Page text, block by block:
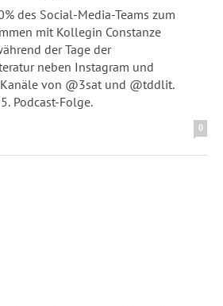
des Social-Media-Teams zum
mit Kollegin Constanze
der Tage der
neben Instagram und
von @3sat und @tddlit.
Podcast-Folge.
0